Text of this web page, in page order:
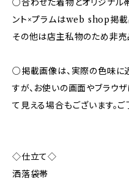
○合わせた着物とオリジナル
ント×プラムはweb shop掲載
その他は店主私物のため非売
○掲載画像は、実際の色味に
すが、お使いの画面やブラウ
て見える場合もございます。ご
◇仕立て◇
洒落袋帯